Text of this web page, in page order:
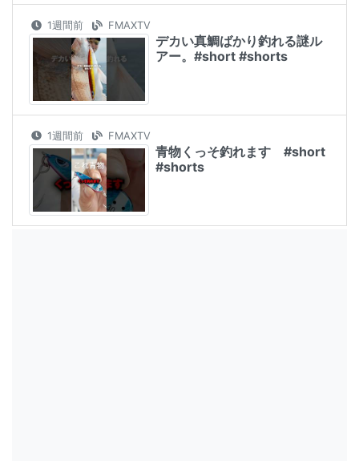
1週間前 FMAXTV
デカい真鯛ばかり釣れる謎ル
アー。#short #shorts
1週間前 FMAXTV
青物くっそ釣れます #short
#shorts